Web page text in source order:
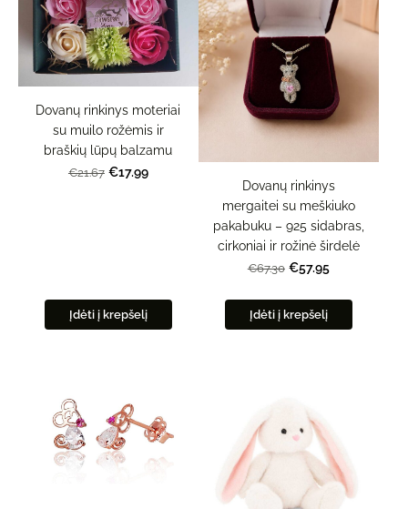
Dovanų rinkinys moteriai
su muilo rožėmis ir
braškių lūpų balzamu
€21.67 €17.99
Įdėti į krepšelį
Dovanų rinkinys
mergaitei su meškiuko
pakabuku – 925 sidabras,
cirkoniai ir rožinė širdelė
€67.30 €57.95
Įdėti į krepšelį